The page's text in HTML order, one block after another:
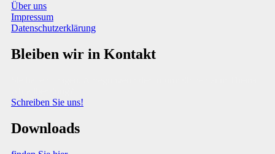
Über uns
Impressum
Datenschutzerklärung
Bleiben wir in Kontakt
Schreiben Sie uns!
Downloads